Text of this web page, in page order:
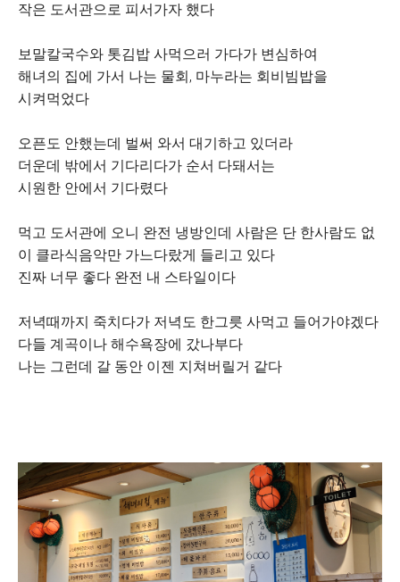
작은 도서관으로 피서가자 했다
보말칼국수와 톳김밥 사먹으러 가다가 변심하여
해녀의 집에 가서 나는 물회, 마누라는 회비빔밥을
시켜먹었다
오픈도 안했는데 벌써 와서 대기하고 있더라
더운데 밖에서 기다리다가 순서 다돼서는
시원한 안에서 기다렸다
먹고 도서관에 오니 완전 냉방인데 사람은 단 한사람도 없
이 클라식음악만 가느다랐게 들리고 있다
진짜 너무 좋다 완전 내 스타일이다
저녁때까지 죽치다가 저녁도 한그릇 사먹고 들어가야겠다
다들 계곡이나 해수욕장에 갔나부다
나는 그런데 갈 동안 이젠 지쳐버릴거 같다